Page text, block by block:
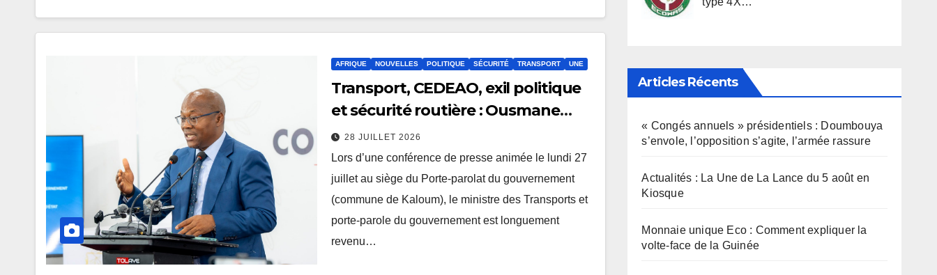
AFRIQUE NOUVELLES POLITIQUE SÉCURITÉ TRANSPORT UNE
Transport, CEDEAO, exil politique
et sécurité routière : Ousmane
Gaoual Diallo en parle
28 JUILLET 2026
Lors d’une conférence de presse animée le lundi 27
juillet au siège du Porte-parolat du gouvernement
(commune de Kaloum), le ministre des Transports et
porte-parole du gouvernement est longuement
revenu…
Articles Récents
« Congés annuels » présidentiels : Doumbouya
s’envole, l’opposition s’agite, l’armée rassure
Actualités : La Une de La Lance du 5 août en
Kiosque
Monnaie unique Eco : Comment expliquer la
volte-face de la Guinée